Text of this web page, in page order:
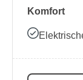
Komfort